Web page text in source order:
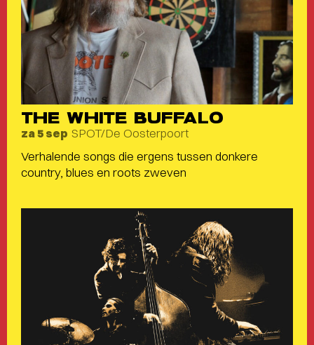
THE WHITE BUFFALO
za 5 sep SPOT/De Oosterpoort
Verhalende songs die ergens tussen donkere
country, blues en roots zweven